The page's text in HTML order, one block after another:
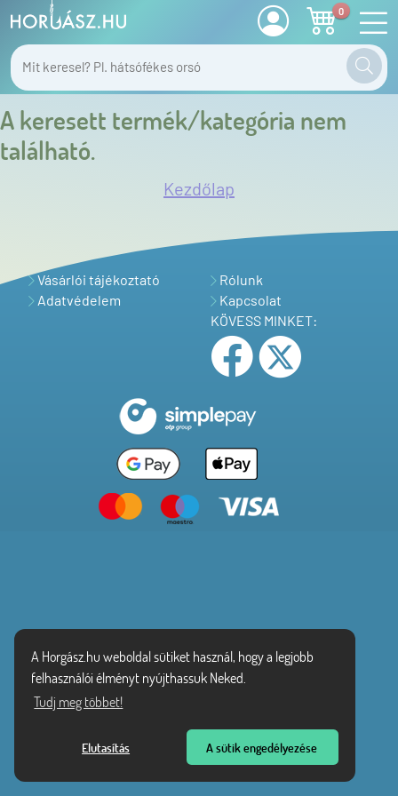
A Horgász.hu weboldal sütiket használ, hogy a legjobb
felhasználói élményt nyújthassuk Neked.
Tudj meg többet!
Elutasítás A sütik engedélyezése
0
A keresett termék/kategória nem
található.
Kezdőlap
Vásárlói tájékoztató
Adatvédelem
Rólunk
Kapcsolat
KÖVESS MINKET: